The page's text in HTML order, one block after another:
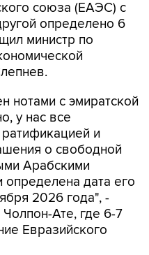
союза (ЕАЭС) с
определено 6
министр по
нотами с эмиратской
у нас все
и
о свободной
Арабскими
дата его
2026 года", -
Ате, где 6-7
Евразийского